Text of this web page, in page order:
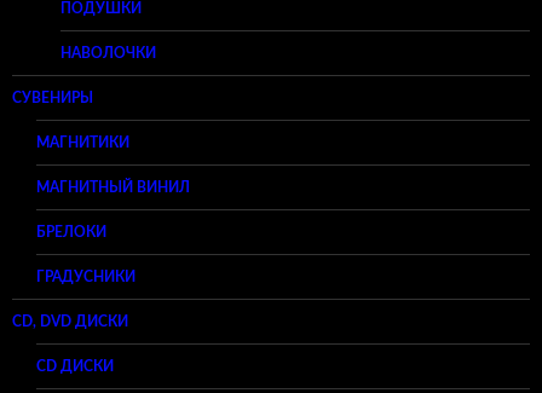
ПОДУШКИ
НАВОЛОЧКИ
СУВЕНИРЫ
МАГНИТИКИ
МАГНИТНЫЙ ВИНИЛ
БРЕЛОКИ
ГРАДУСНИКИ
CD, DVD ДИСКИ
CD ДИСКИ